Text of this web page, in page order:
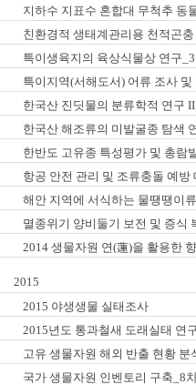
지하수 지표수 혼합대 무척추 동
친환경적 생태계관리용 천적곤
특이생육지의 육상식물상 연구
특이지역(서해도서) 어류 조사 및
한국산 진딧물의 분류학적 연구 II
한국산 해조류의 미발굴종 탐색
한반도 고유종 특성평가 및 총람
항공 안전 관리 및 조류충돌 예
조사_1차년도
해안 지역에 서식하는 물땡땡이
_1차년도
멸종위기 양비둘기 보전 및 증식
2014 생물자원 연(蓮)을 활용한
2015
2015 야생생물 실태조사
2015년도 통과철새 도래실태 연
고유 생물자원 해외 반출 현황 분
국가 생물자원 인벤토리 구축_8